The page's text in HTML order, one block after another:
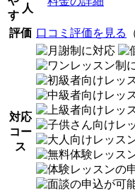
す
人
評価 口コミ評価を見る
対応
コー
ス